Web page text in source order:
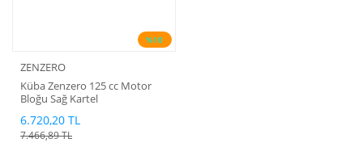
%10
ZENZERO
Küba Zenzero 125 cc Motor
Bloğu Sağ Kartel
6.720,20 TL
7.466,89 TL